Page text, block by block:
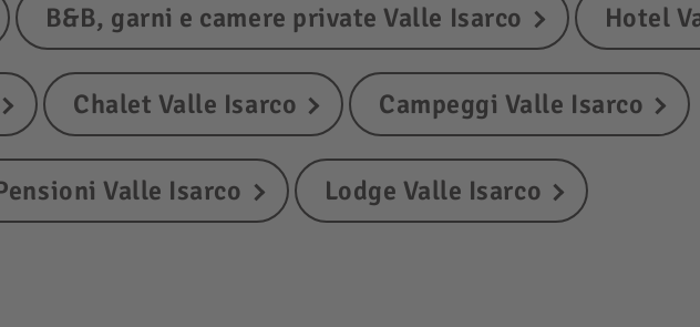
B&B, garni e camere private Valle Isarco Hotel
Chalet Valle Isarco Campeggi Valle Isarco
Valle Isarco Lodge Valle Isarco